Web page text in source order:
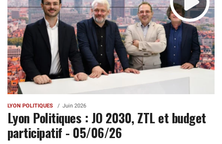
LYON POLITIQUES Juin 2026
Lyon Politiques : JO 2030, ZTL et budget
participatif - 05/06/26